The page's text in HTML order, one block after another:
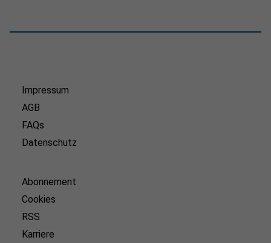
Impressum
AGB
FAQs
Datenschutz
Abonnement
Cookies
RSS
Karriere